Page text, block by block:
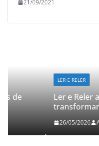
21/09/2021
Ler e Reler
transformam.
26/05/2026 Adriana